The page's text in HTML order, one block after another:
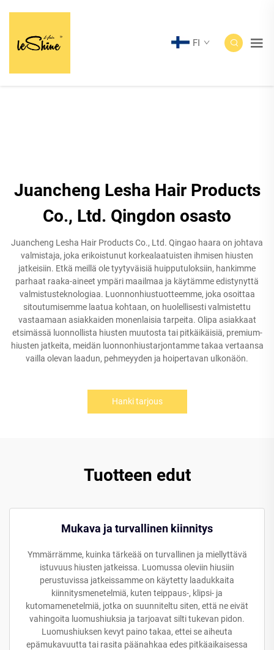
FI
Juancheng Lesha Hair Products
Co., Ltd. Qingdon osasto
Juancheng Lesha Hair Products Co., Ltd. Qingao haara on johtava
valmistaja, joka erikoistunut korkealaatuisten ihmisen hiusten
jatkeisiin. Etkä meillä ole tyytyväisiä huipputuloksiin, hankimme
parhaat raaka-aineet ympäri maailmaa ja käytämme edistynyttä
valmistusteknologiaa. Luonnonhiustuotteemme, joka osoittaa
sitoutumisemme laatua kohtaan, on huolellisesti valmistettu
vastaamaan asiakkaiden monenlaisia tarpeita. Olipa asiakkaat
etsimässä luonnollista hiusten muutosta tai pitkäikäisiä, premium-
hiusten jatkeita, meidän luonnonhiustarjontamme takaa vertaansa
vailla olevan laadun, pehmeyyden ja hoipertavan ulkonäön.
Hanki tarjous
Tuotteen edut
Mukava ja turvallinen kiinnitys
Ymmärrämme, kuinka tärkeää on turvallinen ja miellyttävä
istuvuus hiusten jatkeissa. Luomussa oleviin hiusiin
perustuvissa jatkeissamme on käytetty laadukkaita
kiinnitysmenetelmiä, kuten teippaus-, klipsi- ja
kutomamenetelmiä, jotka on suunniteltu siten, että ne eivät
vahingoita luomushiuksia ja tarjoavat silti tukevan pidon.
Luomushiuksen kevyt paino takaa, ettei se aiheuta
epämukavuutta tai rasita päänahkaa edes pitkäaikaisessa